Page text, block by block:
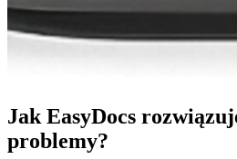
Jak EasyDocs
problemy?